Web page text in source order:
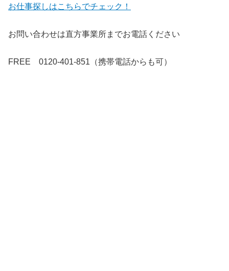
お仕事探しはこちらでチェック！
お問い合わせは直方事業所までお電話ください
FREE 0120-401-851（携帯電話からも可）